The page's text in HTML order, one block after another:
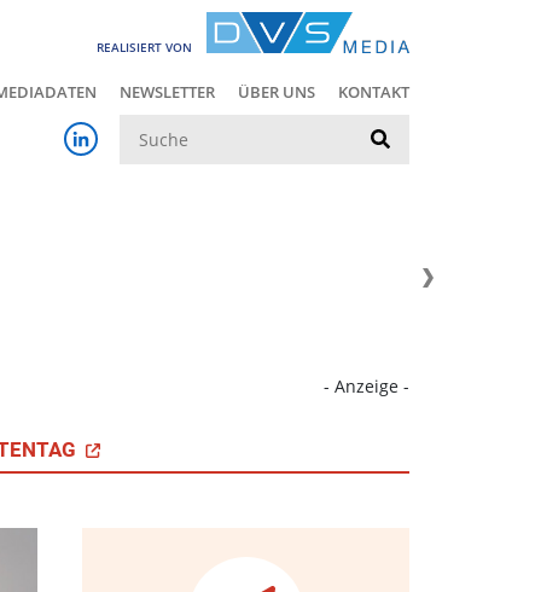
REALISIERT VON
NEWSLETTER ÜBER UNS KONTAKT
- Anzeige -